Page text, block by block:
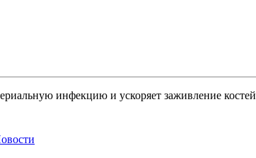
инфекцию и ускоряет заживление костей